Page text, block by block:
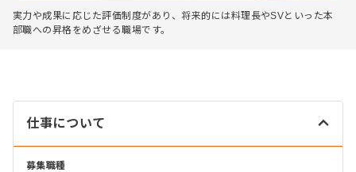
実力や成果に応じた評価制度があり、将来的には料理長やSVといった本
部職への昇格をめざせる職場です。
仕事について
募集職種